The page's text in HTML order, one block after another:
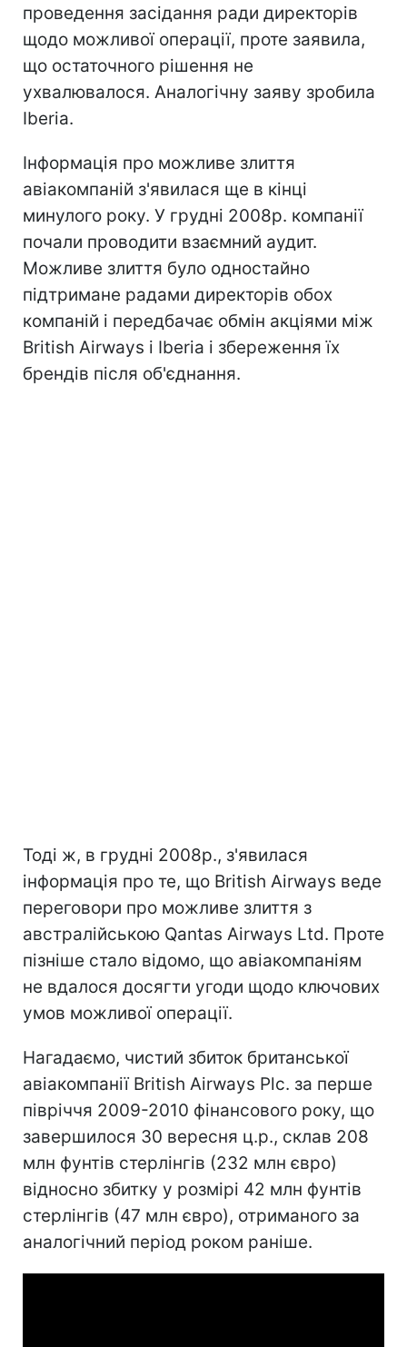
проведення засідання ради директорів
щодо можливої операції, проте заявила,
що остаточного рішення не
ухвалювалося. Аналогічну заяву зробила
Iberia.
Інформація про можливе злиття
авіакомпаній з'явилася ще в кінці
минулого року. У грудні 2008р. компанії
почали проводити взаємний аудит.
Можливе злиття було одностайно
підтримане радами директорів обох
компаній і передбачає обмін акціями між
British Airways і Iberia і збереження їх
брендів після об'єднання.
Тоді ж, в грудні 2008р., з'явилася
інформація про те, що British Airways веде
переговори про можливе злиття з
австралійською Qantas Airways Ltd. Проте
пізніше стало відомо, що авіакомпаніям
не вдалося досягти угоди щодо ключових
умов можливої операції.
Нагадаємо, чистий збиток британської
авіакомпанії British Airways Plc. за перше
півріччя 2009-2010 фінансового року, що
завершилося 30 вересня ц.р., склав 208
млн фунтів стерлінгів (232 млн євро)
відносно збитку у розмірі 42 млн фунтів
стерлінгів (47 млн євро), отриманого за
аналогічний період роком раніше.